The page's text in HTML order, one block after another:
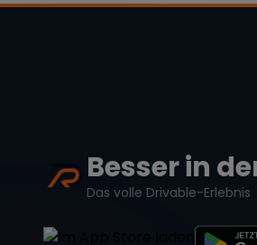
Besser in
Das volle Drivable-Erlebnis